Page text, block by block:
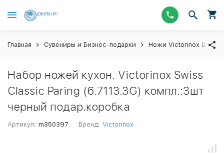
Главная Сувениры и Бизнес-подарки Ножи Victorinox
Набор ножей кухон. Victorinox Swiss
Classic Paring (6.7113.3G) компл.:3шт
черный подар.коробка
Артикул: m350397 Бренд: Victorinox